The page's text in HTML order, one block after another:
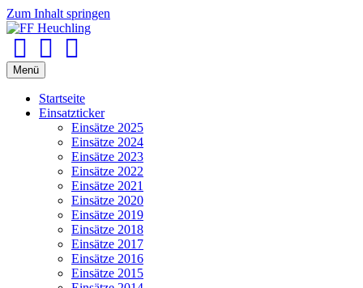
Zum Inhalt springen
Menü
Startseite
Einsatzticker
Einsätze 2025
Einsätze 2024
Einsätze 2023
Einsätze 2022
Einsätze 2021
Einsätze 2020
Einsätze 2019
Einsätze 2018
Einsätze 2017
Einsätze 2016
Einsätze 2015